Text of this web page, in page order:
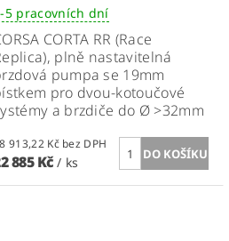
5 pracovních dní
CORTA RR (Race
plně nastavitelná
pumpa se 19mm
pro dvou-kotoučové
a brzdiče do Ø >32mm
18 913,22 Kč bez DPH
885 Kč/ ks